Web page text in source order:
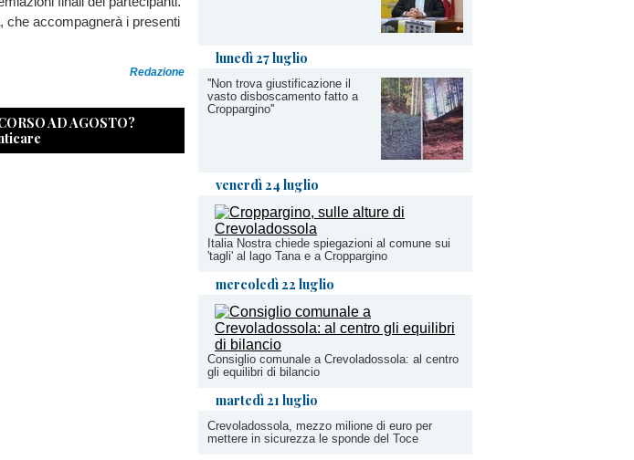
lunedì 27 luglio
''Non trova giustificazione il
vasto disboscamento fatto a
Croppargino''
venerdì 24 luglio
Italia Nostra chiede spiegazioni al comune sui
'tagli' al lago Tana e a Croppargino
mercoledì 22 luglio
Consiglio comunale a Crevoladossola: al centro
gli equilibri di bilancio
martedì 21 luglio
Crevoladossola, mezzo milione di euro per
mettere in sicurezza le sponde del Toce
, che accompagnerà i presenti
Redazione
AD AGOSTO?